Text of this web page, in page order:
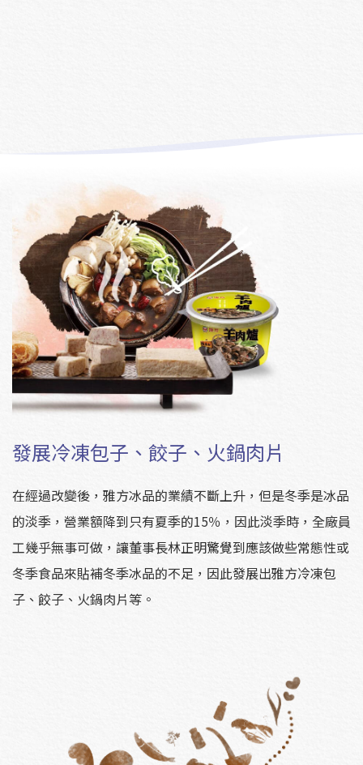
發展冷凍包子、餃子、火鍋肉片
在經過改變後，雅方冰品的業績不斷上升，但是冬季是冰品
的淡季，營業額降到只有夏季的15％，因此淡季時，全廠員
工幾乎無事可做，讓董事長林正明驚覺到應該做些常態性或
冬季食品來貼補冬季冰品的不足，因此發展出雅方冷凍包
子、餃子、火鍋肉片等。